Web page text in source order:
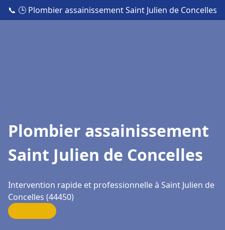
📞 🕒 Plombier assainissement Saint Julien de Concelles
Plombier assainissement
Saint Julien de Concelles
Intervention rapide et professionnelle à Saint Julien de
Concelles (44450)